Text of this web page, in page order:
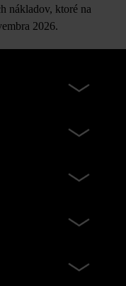
nákladov, ktoré na
2026.